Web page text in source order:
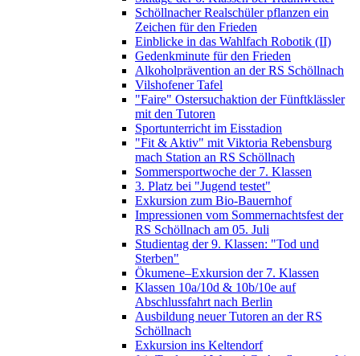
Schöllnacher Realschüler pflanzen ein
Zeichen für den Frieden
Einblicke in das Wahlfach Robotik (II)
Gedenkminute für den Frieden
Alkoholprävention an der RS Schöllnach
Vilshofener Tafel
"Faire" Ostersuchaktion der Fünftklässler
mit den Tutoren
Sportunterricht im Eisstadion
"Fit & Aktiv" mit Viktoria Rebensburg
mach Station an RS Schöllnach
Sommersportwoche der 7. Klassen
3. Platz bei "Jugend testet"
Exkursion zum Bio-Bauernhof
Impressionen vom Sommernachtsfest der
RS Schöllnach am 05. Juli
Studientag der 9. Klassen: "Tod und
Sterben"
Ökumene–Exkursion der 7. Klassen
Klassen 10a/10d & 10b/10e auf
Abschlussfahrt nach Berlin
Ausbildung neuer Tutoren an der RS
Schöllnach
Exkursion ins Keltendorf